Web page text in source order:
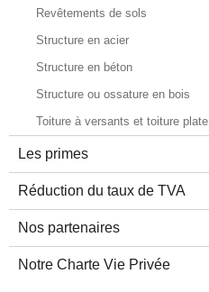
Revêtements de sols
Structure en acier
Structure en béton
Structure ou ossature en bois
Toiture à versants et toiture plate
Les primes
Réduction du taux de TVA
Nos partenaires
Notre Charte Vie Privée